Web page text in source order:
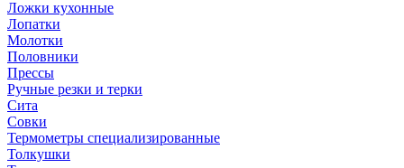
Ложки кухонные
Лопатки
Молотки
Половники
Прессы
Ручные резки и терки
Сита
Совки
Термометры специализированные
Толкушки